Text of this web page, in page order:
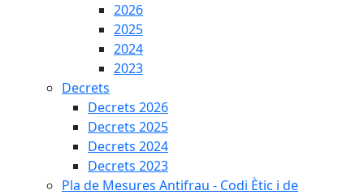
2026
2025
2024
2023
Decrets
Decrets 2026
Decrets 2025
Decrets 2024
Decrets 2023
Pla de Mesures Antifrau - Codi Ètic i de